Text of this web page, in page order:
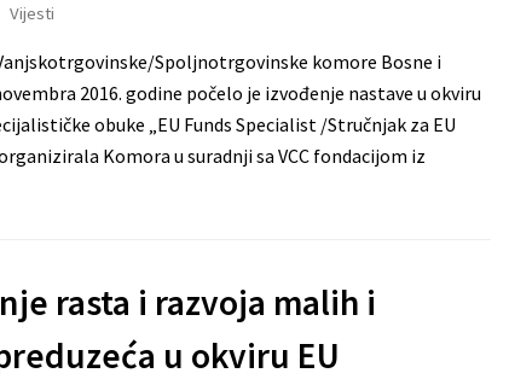
Vijesti
Spoljnotrgovinske komore Bosne i
2016. godine počelo je izvođenje nastave u okviru
obuke „EU Funds Specialist /Stručnjak za EU
Komora u suradnji sa VCC fondacijom iz
rasta i razvoja malih i
u okviru EU